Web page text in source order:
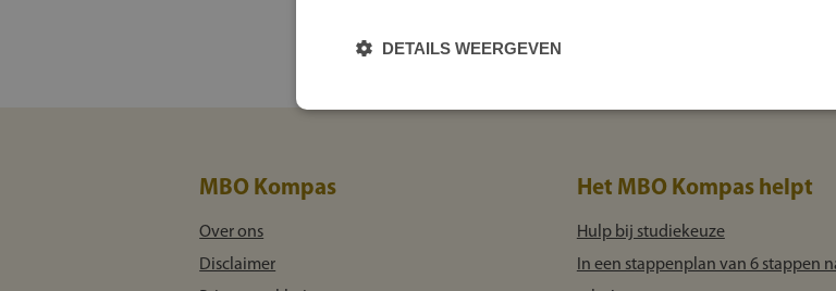
MBO Kompas
Over ons
Disclaimer
Het MBO Kompas helpt
Hulp bij studiekeuze
In een stappenplan van 6 stappen
DETAILS WEERGEVEN